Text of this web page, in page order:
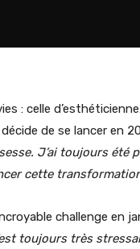
: celle
de se lancer en
J’ai toujours été
cette
challenge en
toujours très